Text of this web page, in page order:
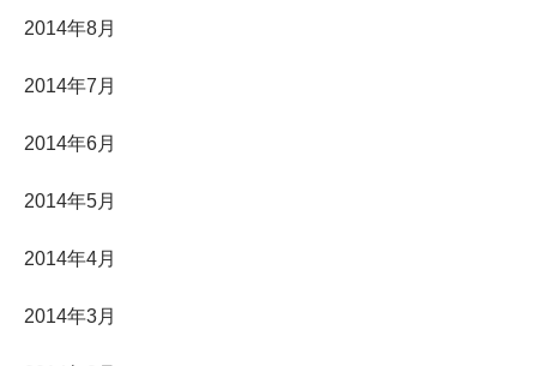
2014年8月
2014年7月
2014年6月
2014年5月
2014年4月
2014年3月